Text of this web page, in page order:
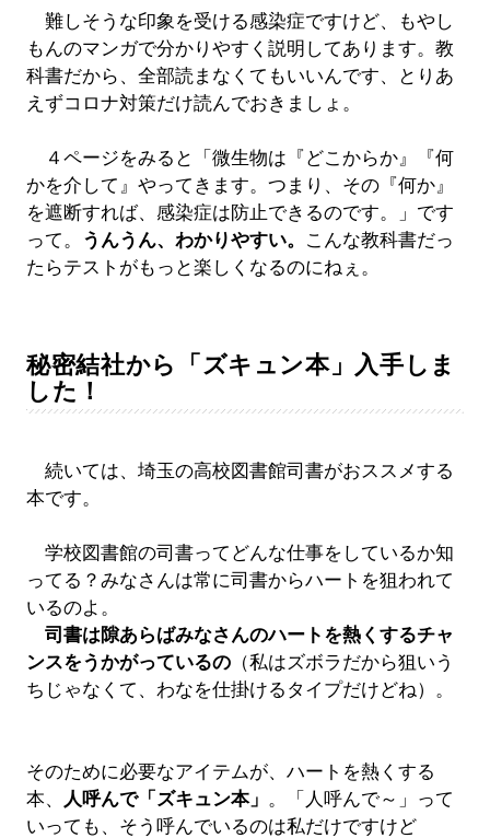
難しそうな印象を受ける感染症ですけど、もやし
もんのマンガで分かりやすく説明してあります。教
科書だから、全部読まなくてもいいんです、とりあ
えずコロナ対策だけ読んでおきましょ。
４ページをみると「微生物は『どこからか』『何
かを介して』やってきます。つまり、その『何か』
を遮断すれば、感染症は防止できるのです。」です
って。
うんうん、わかりやすい。
こんな教科書だっ
たらテストがもっと楽しくなるのにねぇ。
秘密結社から「ズキュン本」入手しま
した！
続いては、埼玉の高校図書館司書がおススメする
本です。
学校図書館の司書ってどんな仕事をしているか知
ってる？みなさんは常に司書からハートを狙われて
いるのよ。
司書は隙あらばみなさんのハートを熱くするチャ
ンスをうかがっているの（私はズボラだから狙いう
ちじゃなくて、わなを仕掛けるタイプだけどね）。
そのために必要なアイテムが、ハートを熱くする
本、
人呼んで「ズキュン本」 。「人呼んで～」って
いっても、そう呼んでいるのは私だけですけど